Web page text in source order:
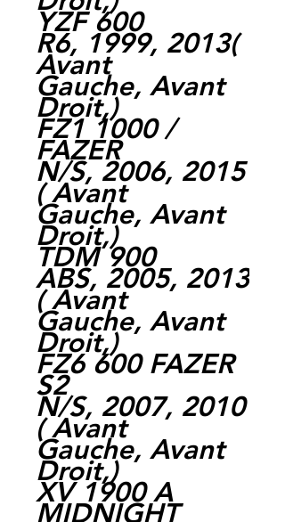
YZF 600
R6, 1999, 2013(
Avant
Gauche, Avant
Droit,)
FZ1 1000 /
FAZER
N/S, 2006, 2015
( Avant
Gauche, Avant
Droit,)
TDM 900
ABS, 2005, 2013
( Avant
Gauche, Avant
Droit,)
FZ6 600 FAZER
S2
N/S, 2007, 2010
( Avant
Gauche, Avant
Droit,)
XV 1900 A
MIDNIGHT